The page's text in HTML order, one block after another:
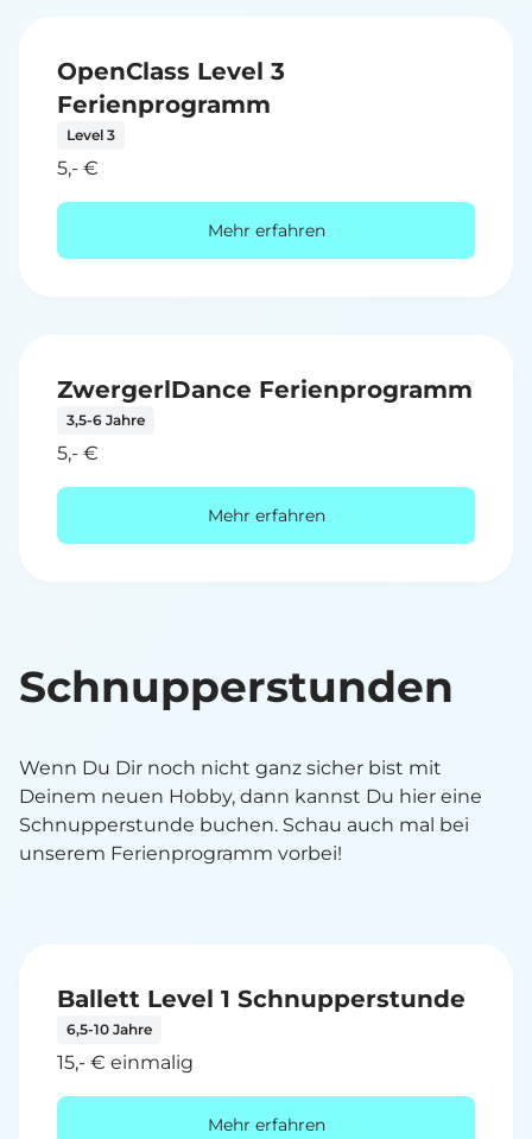
OpenClass Level 3
Ferienprogramm
Level 3
5,- €
Mehr erfahren
ZwergerlDance Ferienprogramm
3,5-6 Jahre
5,- €
Mehr erfahren
Schnupperstunden
Wenn Du Dir noch nicht ganz sicher bist mit
Deinem neuen Hobby, dann kannst Du hier eine
Schnupperstunde buchen. Schau auch mal bei
unserem Ferienprogramm vorbei!
Ballett Level 1 Schnupperstunde
6,5-10 Jahre
15,- € einmalig
Mehr erfahren